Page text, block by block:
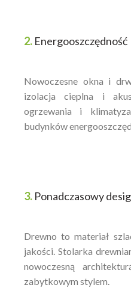
2. Energooszczędność
Nowoczesne okna i
izolacja cieplna i
ogrzewania i
budynków
3. Ponadczasowy
Drewno to materiał
jakości. Stolarka
nowoczesną
zabytkowym stylem.